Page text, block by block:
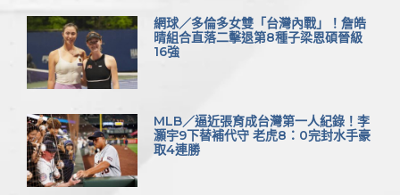
網球／多倫多女雙「台灣內戰」！詹皓
晴組合直落二擊退第8種子梁恩碩晉級
16強
MLB／逼近張育成台灣第一人紀錄！李
灝宇9下替補代守 老虎8：0完封水手豪
取4連勝